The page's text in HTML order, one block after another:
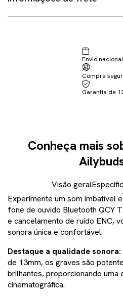
Envio nacional
Compra
Garantia de
Conheça mais
Visão geral
Experimente um som imbatível
fone de ouvido Bluetooth QCY
e cancelamento de ruído ENC,
sonora única e confortável.
Destaque a qualidade sonora:
de 13mm, os graves são
brilhantes, proporcionando uma
cinematográfica.